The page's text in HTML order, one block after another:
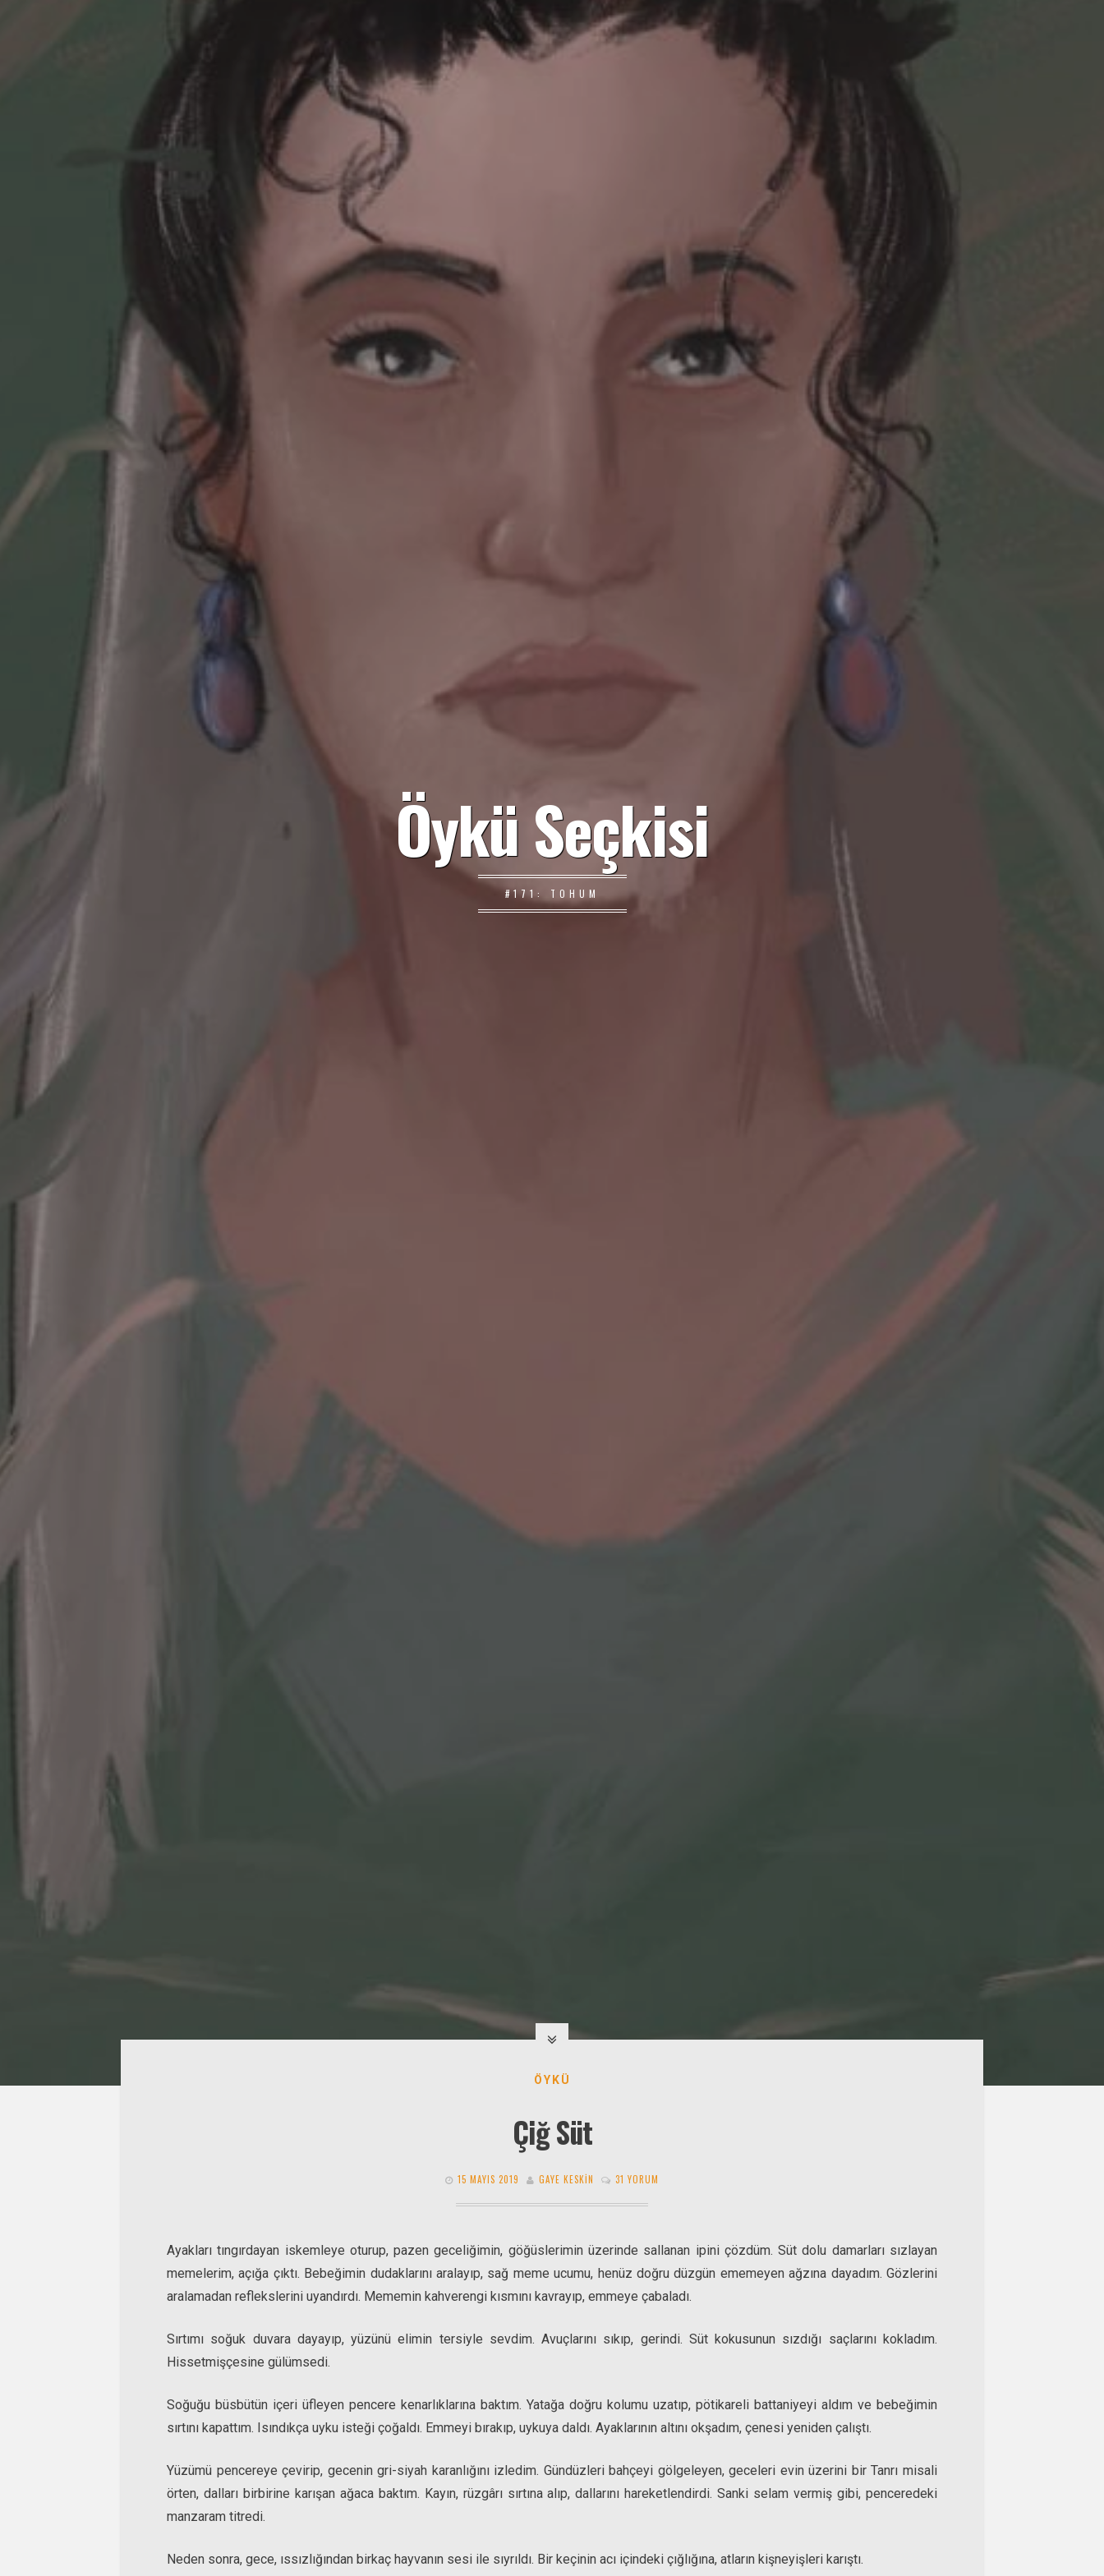
Öykü Seçkisi
#171: TOHUM
ÖYKÜ
Çiğ Süt
15 MAYIS 2019 GAYE KESKIN 31 YORUM
Ayakları tıngırdayan iskemleye oturup, pazen geceliğimin, göğüslerimin üzerinde sallanan ipini çözdüm. Süt dolu damarları sızlayan
memelerim, açığa çıktı. Bebeğimin dudaklarını aralayıp, sağ meme ucumu, henüz doğru düzgün ememeyen ağzına dayadım. Gözlerini
aralamadan reflekslerini uyandırdı. Mememin kahverengi kısmını kavrayıp, emmeye çabaladı.
Sırtımı soğuk duvara dayayıp, yüzünü elimin tersiyle sevdim. Avuçlarını sıkıp, gerindi. Süt kokusunun sızdığı saçlarını kokladım.
Hissetmişçesine gülümsedi.
Soğuğu büsbütün içeri üfleyen pencere kenarlıklarına baktım. Yatağa doğru kolumu uzatıp, pötikareli battaniyeyi aldım ve bebeğimin
sırtını kapattım. Isındıkça uyku isteği çoğaldı. Emmeyi bırakıp, uykuya daldı. Ayaklarının altını okşadım, çenesi yeniden çalıştı.
Yüzümü pencereye çevirip, gecenin gri-siyah karanlığını izledim. Gündüzleri bahçeyi gölgeleyen, geceleri evin üzerini bir Tanrı misali
örten, dalları birbirine karışan ağaca baktım. Kayın, rüzgârı sırtına alıp, dallarını hareketlendirdi. Sanki selam vermiş gibi, penceredeki
manzaram titredi.
Neden sonra, gece, ıssızlığından birkaç hayvanın sesi ile sıyrıldı. Bir keçinin acı içindeki çığlığına, atların kişneyişleri karıştı.